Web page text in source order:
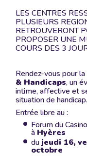
LES CENTRES
PLUSIEURS
RETROUVERONT
PROPOSER UNE
COURS DES 3
Rendez-vous pour la
& Handicaps, un
intime, affective et
situation de handicap.
Entrée libre au :
Forum du
à Hyères
dujeudi 16,
octobre